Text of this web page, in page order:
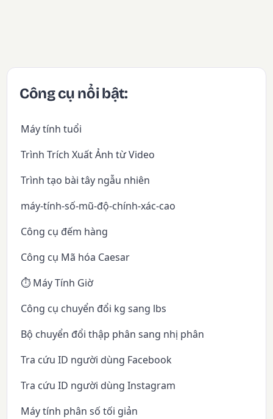
Công cụ nổi bật:
Máy tính tuổi
Trình Trích Xuất Ảnh từ Video
Trình tạo bài tây ngẫu nhiên
máy-tính-số-mũ-độ-chính-xác-cao
Công cụ đếm hàng
Công cụ Mã hóa Caesar
⏱️ Máy Tính Giờ
Công cụ chuyển đổi kg sang lbs
Bộ chuyển đổi thập phân sang nhị phân
Tra cứu ID người dùng Facebook
Tra cứu ID người dùng Instagram
Máy tính phân số tối giản